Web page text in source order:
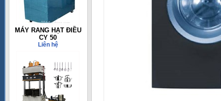
MÁY RANG HẠT ĐIỀU
CY 50
Liên hệ